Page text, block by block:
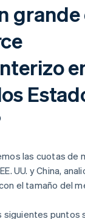
grande
las cuotas de
UU. y China,
el tamaño del
siguientes puntos